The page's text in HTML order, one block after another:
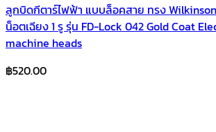
ลูกบิดกีตาร์ไฟฟ้า แบบล็อคสาย ทรง Wilkinson
น็อตเฉียง 1 รู รุ่น FD-Lock 042 Gold Coat
machine heads
฿520.00